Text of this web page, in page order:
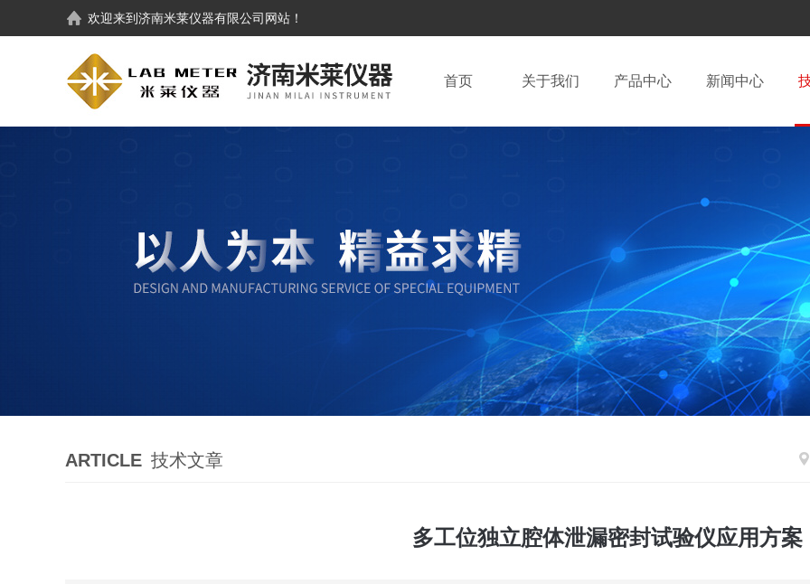
欢迎来到济南米莱仪器有限公司 网站！
首页 关于我们 产品中心 新闻中心
ARTICLE 技术文章
多工位独立腔体泄漏密封试验仪应用方案